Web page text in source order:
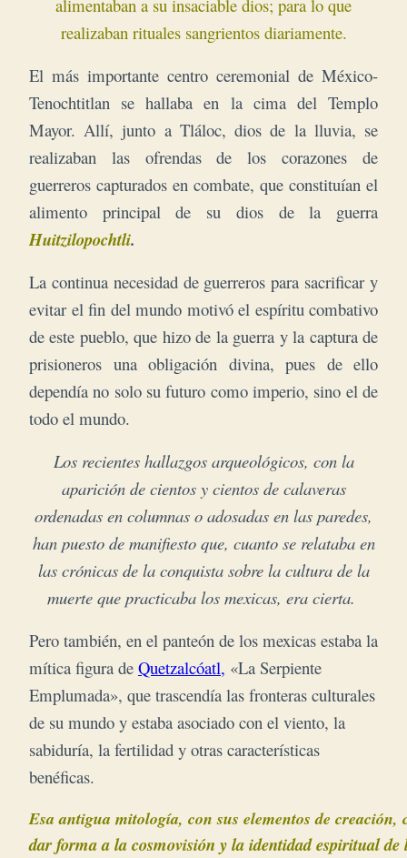
alimentaban a su insaciable dios; para lo que
realizaban rituales sangrientos diariamente.
El más importante centro ceremonial de México-
Tenochtitlan se hallaba en la cima del Templo
Mayor. Allí, junto a Tláloc, dios de la lluvia, se
realizaban las ofrendas de los corazones de
guerreros capturados en combate, que constituían el
alimento principal de su dios de la guerra
Huitzilopochtli.
La continua necesidad de guerreros para sacrificar y
evitar el fin del mundo motivó el espíritu combativo
de este pueblo, que hizo de la guerra y la captura de
prisioneros una obligación divina, pues de ello
dependía no solo su futuro como imperio, sino el de
todo el mundo.
Los recientes hallazgos arqueológicos, con la
aparición de cientos y cientos de calaveras
ordenadas en columnas o adosadas en las paredes,
han puesto de manifiesto que, cuanto se relataba en
las crónicas de la conquista sobrela cultura de la
muerte que practicaba los mexicas, era cierta.
Pero también, en el panteón de los mexicas estaba la
mítica figura de Quetzalcóatl, «La Serpiente
Emplumada», que trascendía las fronteras culturales
de su mundo y estaba asociado con el viento, la
sabiduría, la fertilidad y otras características
benéficas.
Esa antigua mitología, con sus elementos de
dar forma a la cosmovisión y la identidad espiritual de